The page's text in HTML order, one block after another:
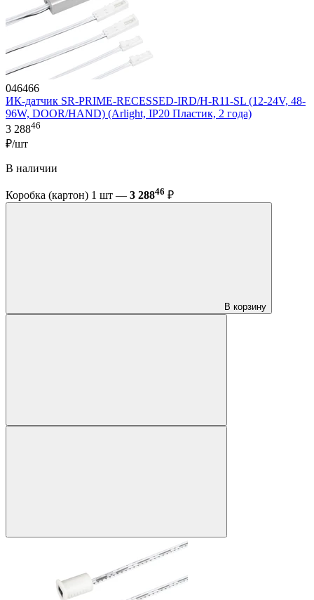
046466
ИК-датчик SR-PRIME-RECESSED-IRD/H-R11-SL (12-24V, 48-
96W, DOOR/HAND) (Arlight, IP20 Пластик, 2 года)
3 28846
₽/шт
В наличии
Коробка (картон) 1 шт — 3 28846 ₽
В корзину